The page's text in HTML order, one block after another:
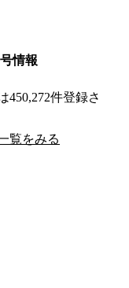
情報
450,272件登録さ
覧をみる